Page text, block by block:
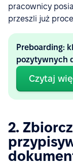
pracownicy
przeszli już
Preboarding:
pozytywnych
Czytaj
2.